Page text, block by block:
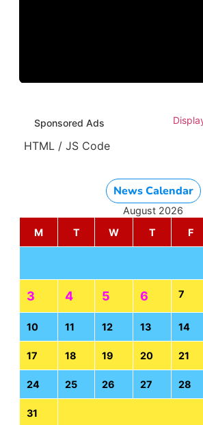
Sponsored Ads
HTML / JS Code
News Calendar
August 2026
M
T W T F
3 4 5 6 7
10 11 12 13 14
17 18 19 20 21
24 25 26 27 28
31